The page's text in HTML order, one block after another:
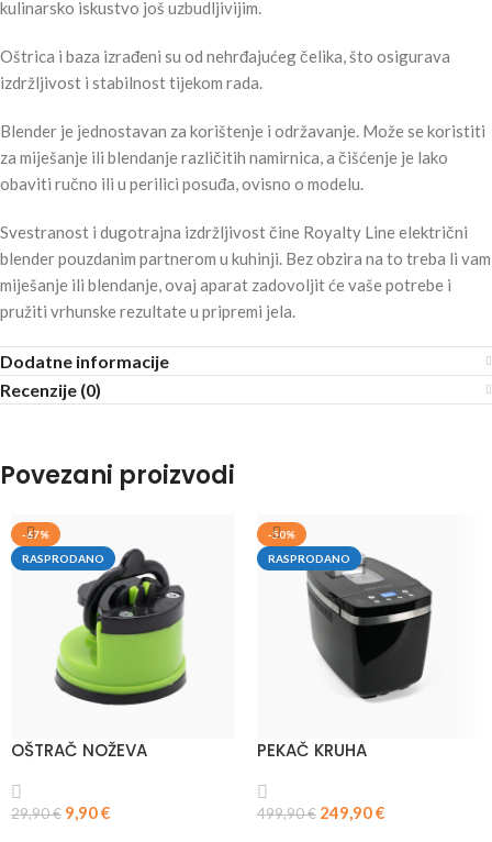
kulinarsko iskustvo još uzbudljivijim.
Oštrica i baza izrađeni su od nehrđajućeg čelika, što osigurava
izdržljivost i stabilnost tijekom rada.
Blender je jednostavan za korištenje i održavanje. Može se koristiti
za miješanje ili blendanje različitih namirnica, a čišćenje je lako
obaviti ručno ili u perilici posuđa, ovisno o modelu.
Svestranost i dugotrajna izdržljivost čine Royalty Line električni
blender pouzdanim partnerom u kuhinji. Bez obzira na to treba li vam
miješanje ili blendanje, ovaj aparat zadovoljit će vaše potrebe i
pružiti vrhunske rezultate u pripremi jela.
Dodatne informacije
Recenzije (0)
Povezani proizvodi
-67%
RASPRODANO
OŠTRAČ NOŽEVA
29,90€ 9,90€
-50%
RASPRODANO
PEKAČ KRUHA
499,90€ 249,90€